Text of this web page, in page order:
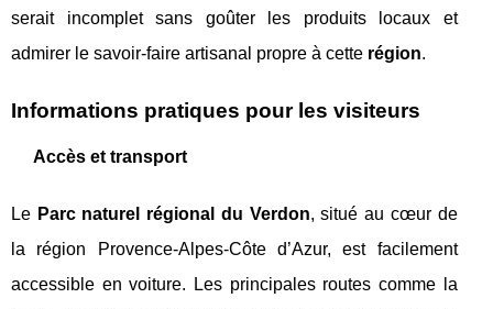
serait incomplet sans goûter les produits locaux et
admirer le savoir-faire artisanal propre à cette région.
Informations pratiques pour les visiteurs
Accès et transport
Le Parc naturel régional du Verdon, situé au cœur de
la région Provence-Alpes-Côte d’Azur, est facilement
accessible en voiture. Les principales routes comme la